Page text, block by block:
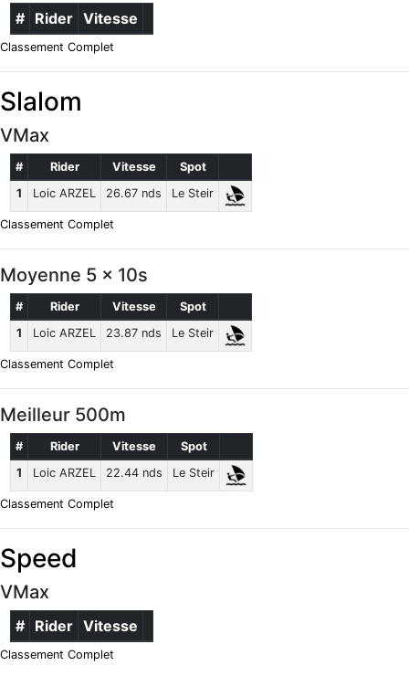
# Rider Vitesse
Classement Complet
Slalom
VMax
# Rider Vitesse
Spot
1
Loic ARZEL 26.67 nds Le Steir
Classement Complet
Moyenne 5 x 10s
# Rider Vitesse
Spot
1
Loic ARZEL 23.87 nds Le Steir
Classement Complet
Meilleur 500m
# Rider Vitesse
Spot
1
Loic ARZEL 22.44 nds Le Steir
Classement Complet
Speed
VMax
# Rider Vitesse
Classement Complet